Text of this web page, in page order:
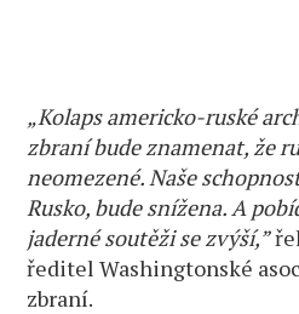
„Kolaps americko-ruské
zbraní bude znamenat, že
neomezené. Naše
Rusko, bude snížena. A
jaderné soutěži se zvýší,”
ředitel Washingtonské
zbraní.